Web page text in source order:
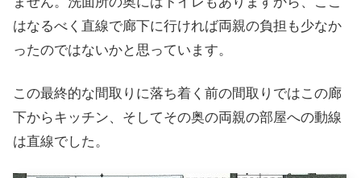
はなるべく直線で廊下に行ければ両親の負担も少なか
ったのではないかと思っています。
この最終的な間取りに落ち着く前の間取りではこの廊
下からキッチン、そしてその奥の両親の部屋への動線
は直線でした。